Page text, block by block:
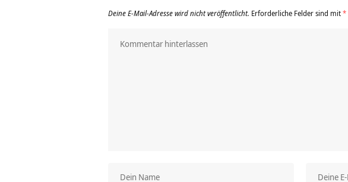
Deine E-Mail-Adresse wird nicht veröffentlicht. Erforderliche Felder sind mit*